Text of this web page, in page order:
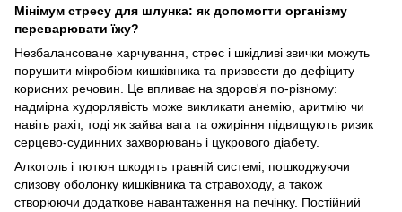
Мінімум стресу для шлунка: як допомогти організму
переварювати їжу?
Незбалансоване харчування, стрес і шкідливі звички можуть
порушити мікробіом кишківника та призвести до дефіциту
корисних речовин. Це впливає на здоров'я по-різному:
надмірна худорлявість може викликати анемію, аритмію чи
навіть рахіт, тоді як зайва вага та ожиріння підвищують ризик
серцево-судинних захворювань і цукрового діабету.
Алкоголь і тютюн шкодять травній системі, пошкоджуючи
слизову оболонку кишківника та стравоходу, а також
створюючи додаткове навантаження на печінку. Постійний